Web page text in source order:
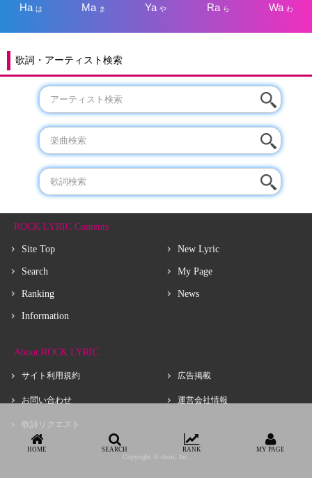
Haは Ma ま Yaや Ra ら Wa わ
歌詞・アーティスト検索
ROCK LYRIC Contents
Site Top
Search
Ranking
Information
New Lyric
My Page
News
About ROCK LYRIC
サイト利用規約
お問い合わせ
歌詩リクエスト
広告掲載
運営会社情報
Copyright © choir, Inc.
HOME SEARCH RANK MY PAGE